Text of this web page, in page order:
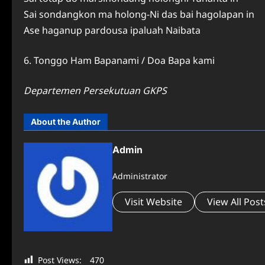
Sai sondangkon ma holong-Ni das bai hagolapan in
Ase haganup pardousa ipaluah Naibata
6. Tonggo Ham Bapanami / Doa Bapa kami
Departemen Persekutuan GKPS
About the Author
Admin
Administrator
Visit Website View All
Post Views: 470